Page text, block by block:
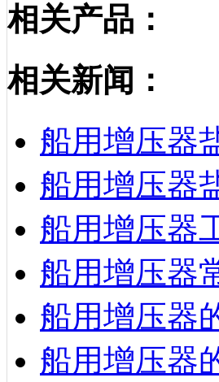
相关产品：
相关新闻：
船用增压器
船用增压器
船用增压器
船用增压器
船用增压器
船用增压器